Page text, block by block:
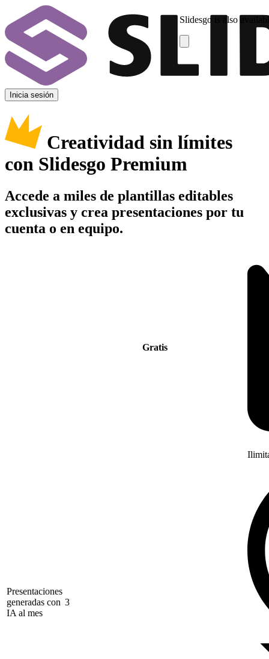
Slidesgo is also
Inicia sesión
Creatividad sin límites
con Slidesgo Premium
Accede a miles de plantillas editables
exclusivas y crea presentaciones por tu
cuenta o en equipo.
Gratis
Presentaciones
generadas con
IA al mes
3